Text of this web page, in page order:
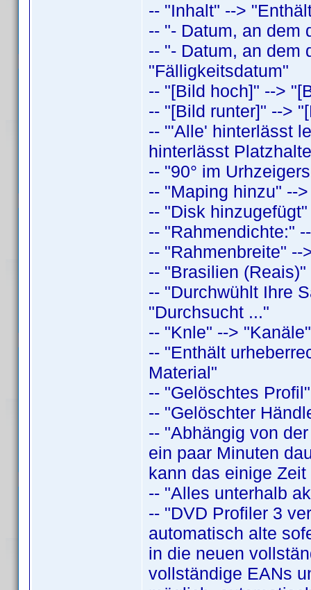
-- "Inhalt" -->
-- "- Datum, an dem
-- "- Datum, an dem
"Fälligkeitsdatum"
-- "[Bild hoch]" -->
-- "[Bild runter]" -->
-- "'Alle' hinterlässt
hinterlässt
-- "90° im
-- "Maping hinzu" --
-- "Disk
-- "Rahmendichte:"
-- "Rahmenbreite" --
-- "Brasilien
-- "Durchwühlt Ihre
"Durchsucht ..."
-- "Knle" --> "Kanäle"
-- "Enthält
Material"
-- "Gelöschtes
-- "Gelöschter
-- "Abhängig von
ein paar Minuten
kann das einige Zeit
-- "Alles unterhalb
-- "DVD Profiler 3
automatisch alte
in die neuen
vollständige EANs